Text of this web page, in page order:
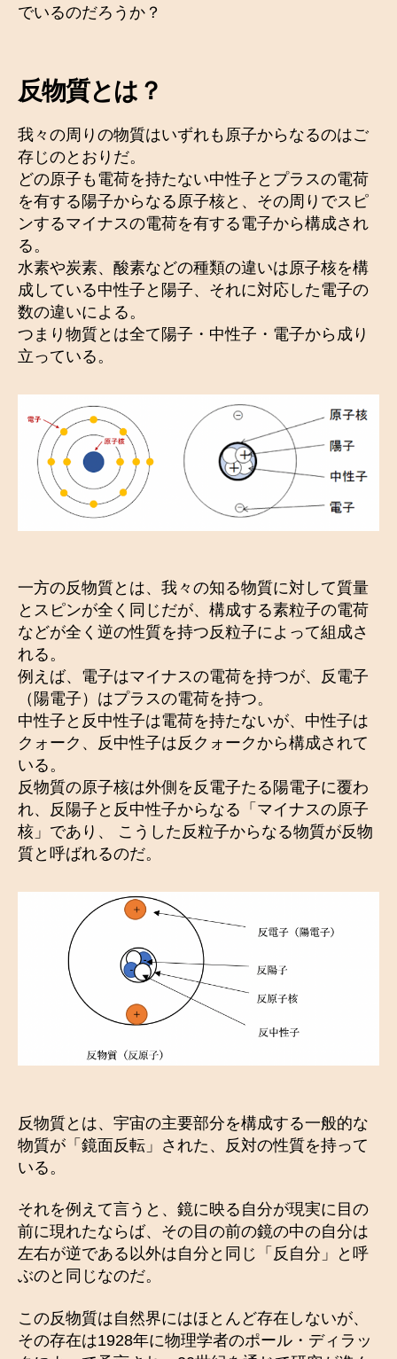
でいるのだろうか？
反物質とは？
我々の周りの物質はいずれも原子からなるのはご
存じのとおりだ。
どの原子も電荷を持たない中性子とプラスの電荷
を有する陽子からなる原子核と、その周りでスピ
ンするマイナスの電荷を有する電子から構成され
る。
水素や炭素、酸素などの種類の違いは原子核を構
成している中性子と陽子、それに対応した電子の
数の違いによる。
つまり物質とは全て陽子・中性子・電子から成り
立っている。
一方の反物質とは、我々の知る物質に対して質量
とスピンが全く同じだが、構成する素粒子の電荷
などが全く逆の性質を持つ反粒子によって組成さ
れる。
例えば、電子はマイナスの電荷を持つが、反電子
（陽電子）はプラスの電荷を持つ。
中性子と反中性子は電荷を持たないが、中性子は
クォーク、反中性子は反クォークから構成されて
いる。
反物質の原子核は外側を反電子たる陽電子に覆わ
れ、反陽子と反中性子からなる「マイナスの原子
核」であり、 こうした反粒子からなる物質が反物
質と呼ばれるのだ。
反物質とは、宇宙の主要部分を構成する一般的な
物質が「鏡面反転」された、反対の性質を持って
いる。
それを例えて言うと、鏡に映る自分が現実に目の
前に現れたならば、その目の前の鏡の中の自分は
左右が逆である以外は自分と同じ「反自分」と呼
ぶのと同じなのだ。
この反物質は自然界にはほとんど存在しないが、
その存在は1928年に物理学者のポール・ディラッ